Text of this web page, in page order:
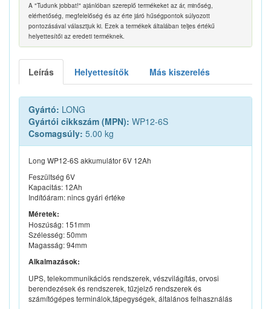
A "Tudunk jobbat!" ajánlóban szereplő termékeket az ár, minőség,
elérhetőség, megfelelőség és az érte járó hűségpontok súlyozott
pontozásával választjuk ki. Ezek a termékek általában teljes értékű
helyettesítői az eredeti terméknek.
Leírás Helyettesítők Más kiszerelés
Gyártó: LONG
Gyártói cikkszám (MPN): WP12-6S
Csomagsúly: 5.00 kg
Long WP12-6S akkumulátor 6V 12Ah
Feszültség 6V
Kapacitás: 12Ah
Indítóáram: nincs gyári értéke
Méretek:
Hoszúság: 151mm
Szélesség: 50mm
Magasság: 94mm
Alkalmazások:
UPS, telekommunikációs rendszerek, vészvilágítás, orvosi
berendezések és rendszerek, tűzjelző rendszerek és
számítógépes terminálok,tápegységek, általános felhasználás